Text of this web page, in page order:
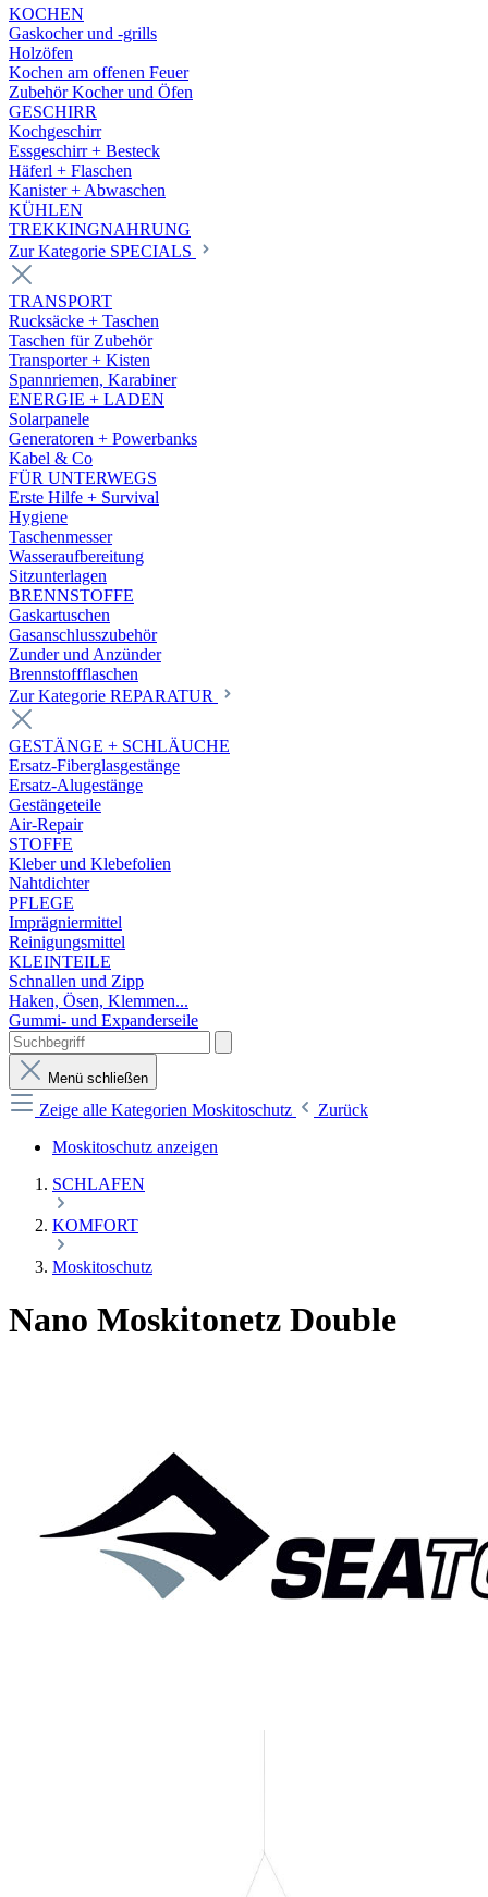
KOCHEN
Gaskocher und -grills
Holzöfen
Kochen am offenen Feuer
Zubehör Kocher und Öfen
GESCHIRR
Kochgeschirr
Essgeschirr + Besteck
Häferl + Flaschen
Kanister + Abwaschen
KÜHLEN
TREKKINGNAHRUNG
Zur Kategorie SPECIALS
TRANSPORT
Rucksäcke + Taschen
Taschen für Zubehör
Transporter + Kisten
Spannriemen, Karabiner
ENERGIE + LADEN
Solarpanele
Generatoren + Powerbanks
Kabel & Co
FÜR UNTERWEGS
Erste Hilfe + Survival
Hygiene
Taschenmesser
Wasseraufbereitung
Sitzunterlagen
BRENNSTOFFE
Gaskartuschen
Gasanschlusszubehör
Zunder und Anzünder
Brennstoffflaschen
Zur Kategorie REPARATUR
GESTÄNGE + SCHLÄUCHE
Ersatz-Fiberglasgestänge
Ersatz-Alugestänge
Gestängeteile
Air-Repair
STOFFE
Kleber und Klebefolien
Nahtdichter
PFLEGE
Imprägniermittel
Reinigungsmittel
KLEINTEILE
Schnallen und Zipp
Haken, Ösen, Klemmen...
Gummi- und Expanderseile
Menü schließen
Zeige alle Kategorien Moskitoschutz
Zurück
Moskitoschutz anzeigen
SCHLAFEN
KOMFORT
Moskitoschutz
Nano Moskitonetz Double